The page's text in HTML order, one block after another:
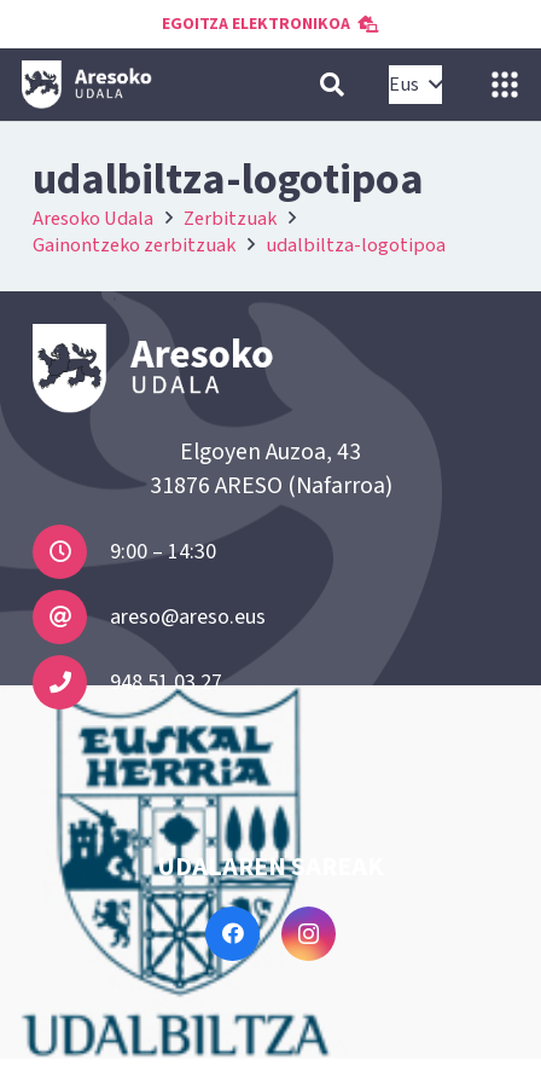
EGOITZA ELEKTRONIKOA
Eus
udalbiltza-logotipoa
Aresoko Udala
Zerbitzuak
Gainontzeko zerbitzuak
udalbiltza-logotipoa
Elgoyen Auzoa, 43
31876 ARESO (Nafarroa)
9:00 – 14:30
areso@areso.eus
948 51 03 27
UDALAREN SAREAK